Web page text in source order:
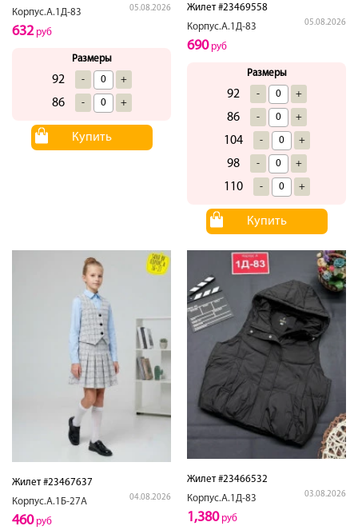
Корпус.А.1Д-83
05.08.2026
632руб
Размеры
92 - +
86 - +
Купить
Жилет #23469558
Корпус.А.1Д-83
05.08.2026
690руб
Размеры
92 - +
86 - +
104 - +
98 - +
110 - +
Купить
Жилет #23467637
Корпус.А.1Б-27А
04.08.2026
460руб
Жилет #23466532
Корпус.А.1Д-83
03.08.2026
1,380руб